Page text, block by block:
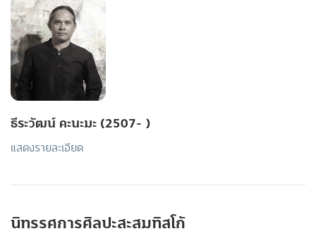
ธีระวัฒน์ คะนะมะ (2507- )
แสดงรายละเอียด
นิทรรศการศิลปะสะสมทิสโก้